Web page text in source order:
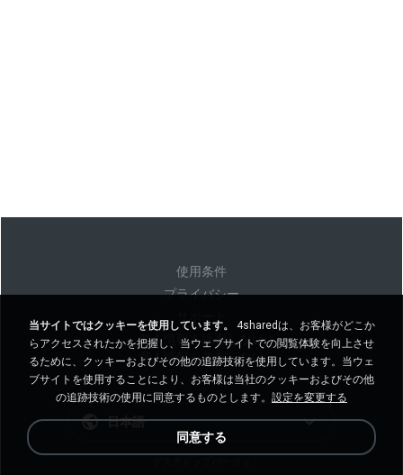
使用条件
プライバシー
個人情報を販売しない
個人情報を共有しない
日本語
当サイトではクッキーを使用しています。
4sharedは、お客様がどこか
らアクセスされたかを把握し、当ウェブサイトでの閲覧体験を向上させ
るために、クッキーおよびその他の追跡技術を使用しています。当ウェ
ブサイトを使用することにより、お客様は当社のクッキーおよびその他
の追跡技術の使用に同意するものとします。 設定を変更する
同意する